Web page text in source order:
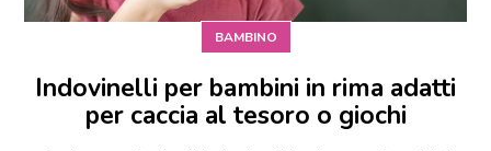
BAMBINO
Indovinelli per bambini in rima adatti
per caccia al tesoro o giochi